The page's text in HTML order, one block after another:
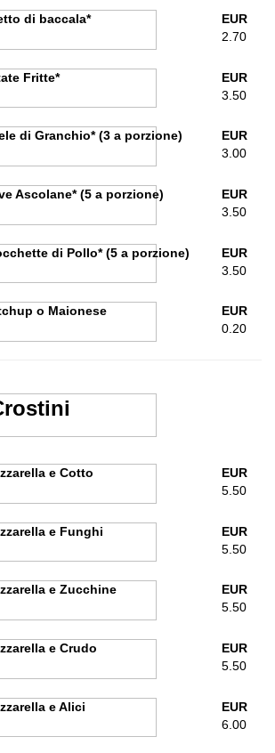
di baccala*
EUR
2.70
Fritte*
EUR
3.50
di Granchio* (3 a porzione)
EUR
3.00
Ascolane* (5 a porzione)
EUR
3.50
di Pollo* (5 a porzione)
EUR
3.50
o Maionese
EUR
0.20
e Cotto
EUR
5.50
e Funghi
EUR
5.50
e Zucchine
EUR
5.50
e Crudo
EUR
5.50
e Alici
EUR
6.00